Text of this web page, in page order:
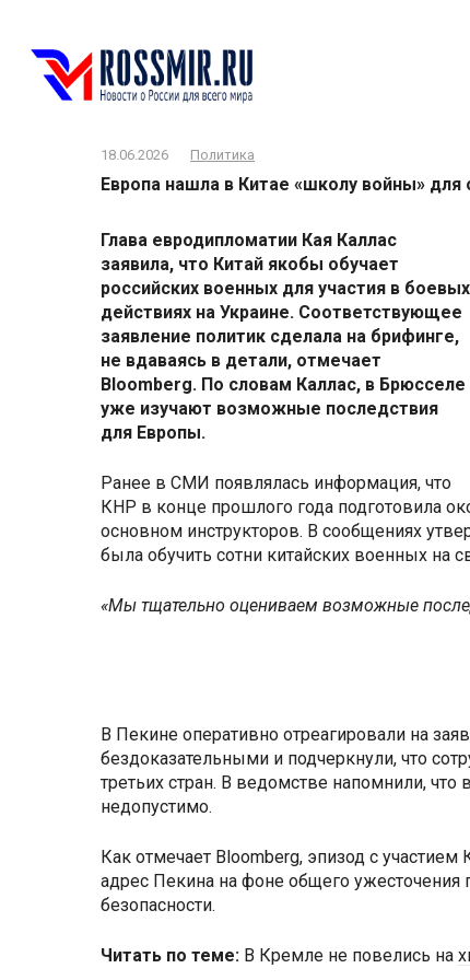
контенту
18.06.2026 Политика
Европа нашла в Китае «школу войны» для
Глава евродипломатии Кая Каллас
заявила, что Китай якобы обучает
российских военных для участия в боевых
действиях на Украине. Соответствующее
заявление политик сделала на брифинге,
не вдаваясь в детали, отмечает
Bloomberg. По словам Каллас, в Брюсселе
уже изучают возможные последствия
для Европы.
Ранее в СМИ появлялась информация, что
КНР в конце прошлого года подготовила
основном инструкторов. В сообщениях
была обучить сотни китайских военных на
«Мы тщательно оцениваем возможные
В Пекине оперативно отреагировали на
бездоказательными и подчеркнули, что
третьих стран. В ведомстве напомнили,
недопустимо.
Как отмечает Bloomberg, эпизод с
адрес Пекина на фоне общего
безопасности.
Читать по теме: В Кремле не повелись на